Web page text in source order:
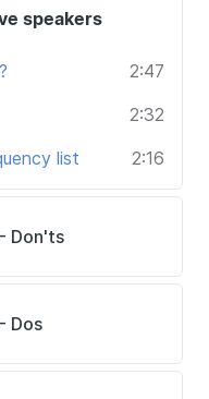
who have problems
speakers
2:47
2:32
list
2:16
Don'ts
Dos